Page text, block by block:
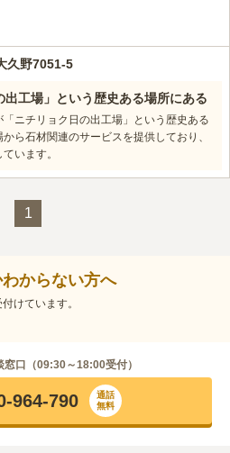
久野7051-5
工場」という歴史ある場所にある
ニチリョク日の出工場」という歴史ある
ら石材関連のサービスを提供しており、
います。
1
からない方へ
けています。
窓口（09:30～18:00受付）
964-790
通話
無料